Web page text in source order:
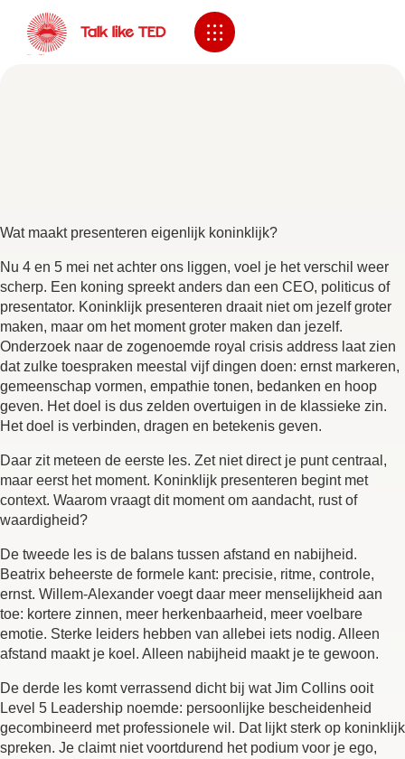
Wat maakt presenteren eigenlijk koninklijk?
Nu 4 en 5 mei net achter ons liggen, voel je het verschil weer
scherp. Een koning spreekt anders dan een CEO, politicus of
presentator. Koninklijk presenteren draait niet om jezelf groter
maken, maar om het moment groter maken dan jezelf.
Onderzoek naar de zogenoemde royal crisis address laat zien
dat zulke toespraken meestal vijf dingen doen: ernst markeren,
gemeenschap vormen, empathie tonen, bedanken en hoop
geven. Het doel is dus zelden overtuigen in de klassieke zin.
Het doel is verbinden, dragen en betekenis geven.
Daar zit meteen de eerste les. Zet niet direct je punt centraal,
maar eerst het moment. Koninklijk presenteren begint met
context. Waarom vraagt dit moment om aandacht, rust of
waardigheid?
De tweede les is de balans tussen afstand en nabijheid.
Beatrix beheerste de formele kant: precisie, ritme, controle,
ernst. Willem-Alexander voegt daar meer menselijkheid aan
toe: kortere zinnen, meer herkenbaarheid, meer voelbare
emotie. Sterke leiders hebben van allebei iets nodig. Alleen
afstand maakt je koel. Alleen nabijheid maakt je te gewoon.
De derde les komt verrassend dicht bij wat Jim Collins ooit
Level 5 Leadership noemde: persoonlijke bescheidenheid
gecombineerd met professionele wil. Dat lijkt sterk op koninklijk
spreken. Je claimt niet voortdurend het podium voor je ego,